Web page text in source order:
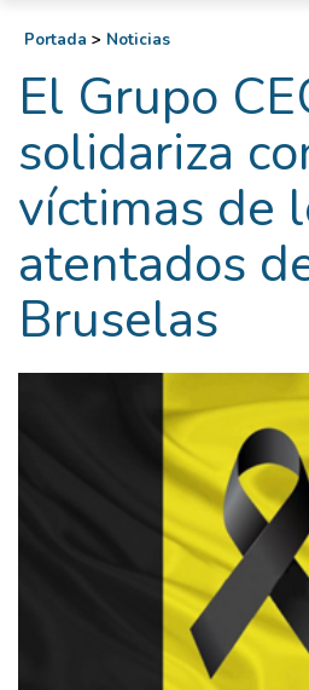
Portada > Noticias
El Grupo
solidariza
víctimas de
atentados
Bruselas